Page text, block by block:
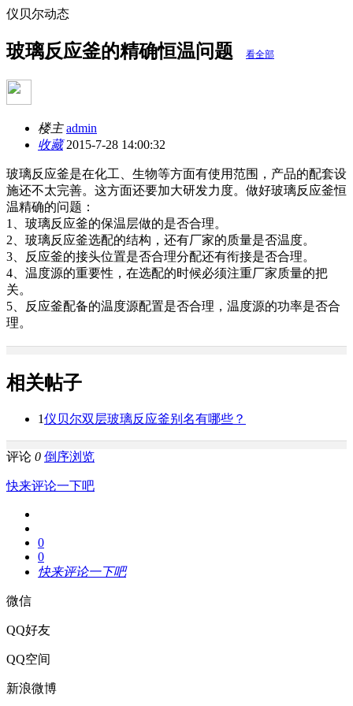
仪贝尔动态
玻璃反应釜的精确恒温问题 看全部
楼主 admin
收藏2015-7-28 14:00:32
玻璃反应釜是在化工、生物等方面有使用范围，产品的配套设
施还不太完善。这方面还要加大研发力度。做好玻璃反应釜恒
温精确的问题：
1、玻璃反应釜的保温层做的是否合理。
2、玻璃反应釜选配的结构，还有厂家的质量是否温度。
3、反应釜的接头位置是否合理分配还有衔接是否合理。
4、温度源的重要性，在选配的时候必须注重厂家质量的把
关。
5、反应釜配备的温度源配置是否合理，温度源的功率是否合
理。
相关帖子
1仪贝尔双层玻璃反应釜别名有哪些？
评论 0 倒序浏览
快来评论一下吧
0
0
快来评论一下吧
微信
QQ好友
QQ空间
新浪微博